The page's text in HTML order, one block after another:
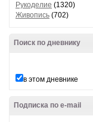
Рукоделие (1320)
Живопись (702)
Поиск по дневнику
в этом дневнике
Подписка по e-mail